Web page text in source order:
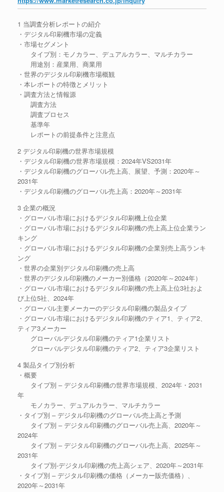
1 当調査分析レポートの紹介
・デジタル印刷機市場の定義
・市場セグメント
タイプ別：モノカラー、デュアルカラー、マルチカラー
用途別：産業用、商業用
・世界のデジタル印刷機市場概観
・本レポートの特徴とメリット
・調査方法と情報源
調査方法
調査プロセス
基準年
レポートの前提条件と注意点
2 デジタル印刷機の世界市場規模
・デジタル印刷機の世界市場規模：2024年VS2031年
・デジタル印刷機のグローバル売上高、展望、予測：2020年～
2031年
・デジタル印刷機のグローバル売上高：2020年～2031年
3 企業の概況
・グローバル市場におけるデジタル印刷機上位企業
・グローバル市場におけるデジタル印刷機の売上高上位企業ラン
キング
・グローバル市場におけるデジタル印刷機の企業別売上高ランキ
ング
・世界の企業別デジタル印刷機の売上高
・世界のデジタル印刷機のメーカー別価格（2020年～2024年）
・グローバル市場におけるデジタル印刷機の売上高上位3社およ
び上位5社、2024年
・グローバル主要メーカーのデジタル印刷機の製品タイプ
・グローバル市場におけるデジタル印刷機のティア1、ティア2、
ティア3メーカー
グローバルデジタル印刷機のティア1企業リスト
グローバルデジタル印刷機のティア2、ティア3企業リスト
4 製品タイプ別分析
・概要
タイプ別 – デジタル印刷機の世界市場規模、2024年・2031
年
モノカラー、デュアルカラー、マルチカラー
・タイプ別 – デジタル印刷機のグローバル売上高と予測
タイプ別 – デジタル印刷機のグローバル売上高、2020年～
2024年
タイプ別 – デジタル印刷機のグローバル売上高、2025年～
2031年
タイプ別-デジタル印刷機の売上高シェア、2020年～2031年
・タイプ別 – デジタル印刷機の価格（メーカー販売価格）、
2020年～2031年